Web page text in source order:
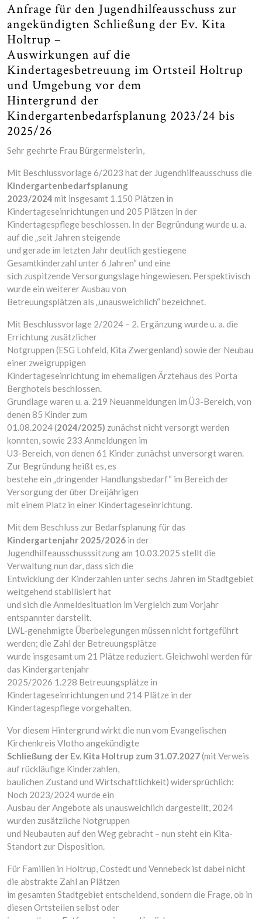
Anfrage für den Jugendhilfeausschuss zur
angekündigten Schließung der Ev. Kita
Holtrup –
Auswirkungen auf die
Kindertagesbetreuung im Ortsteil Holtrup
und Umgebung vor dem
Hintergrund der
Kindergartenbedarfsplanung 2023/24 bis
2025/26
Sehr geehrte Frau Bürgermeisterin,
Mit Beschlussvorlage 6/2023 hat der Jugendhilfeausschuss die
Kindergartenbedarfsplanung
2023/2024 mit insgesamt 1.150 Plätzen in
Kindertageseinrichtungen und 205 Plätzen in der
Kindertagespflege beschlossen. In der Begründung wurde u. a.
auf die „seit Jahren steigende
und gerade im letzten Jahr deutlich gestiegene
Gesamtkinderzahl unter 6 Jahren“ und eine
sich zuspitzende Versorgungslage hingewiesen. Perspektivisch
wurde ein weiterer Ausbau von
Betreuungsplätzen als „unausweichlich“ bezeichnet.
Mit Beschlussvorlage 2/2024 – 2. Ergänzung wurde u. a. die
Errichtung zusätzlicher
Notgruppen (ESG Lohfeld, Kita Zwergenland) sowie der Neubau
einer zweigruppigen
Kindertageseinrichtung im ehemaligen Ärztehaus des Porta
Berghotels beschlossen.
Grundlage waren u. a. 219 Neuanmeldungen im Ü3-Bereich, von
denen 85 Kinder zum
01.08.2024 (2024/2025) zunächst nicht versorgt werden
konnten, sowie 233 Anmeldungen im
U3-Bereich, von denen 61 Kinder zunächst unversorgt waren.
Zur Begründung heißt es, es
bestehe ein „dringender Handlungsbedarf“ im Bereich der
Versorgung der über Dreijährigen
mit einem Platz in einer Kindertageseinrichtung.
Mit dem Beschluss zur Bedarfsplanung für das
Kindergartenjahr 2025/2026 in der
Jugendhilfeausschusssitzung am 10.03.2025 stellt die
Verwaltung nun dar, dass sich die
Entwicklung der Kinderzahlen unter sechs Jahren im Stadtgebiet
weitgehend stabilisiert hat
und sich die Anmeldesituation im Vergleich zum Vorjahr
entspannter darstellt.
LWL-genehmigte Überbelegungen müssen nicht fortgeführt
werden; die Zahl der Betreuungsplätze
wurde insgesamt um 21 Plätze reduziert. Gleichwohl werden für
das Kindergartenjahr
2025/2026 1.228 Betreuungsplätze in
Kindertageseinrichtungen und 214 Plätze in der
Kindertagespflege vorgehalten.
Vor diesem Hintergrund wirkt die nun vom Evangelischen
Kirchenkreis Vlotho angekündigte
Schließung der Ev. Kita Holtrup zum 31.07.2027(mit Verweis
auf rückläufige Kinderzahlen,
baulichen Zustand und Wirtschaftlichkeit) widersprüchlich:
Noch 2023/2024 wurde ein
Ausbau der Angebote als unausweichlich dargestellt, 2024
wurden zusätzliche Notgruppen
und Neubauten auf den Weg gebracht – nun steht ein Kita-
Standort zur Disposition.
Für Familien in Holtrup, Costedt und Vennebeck ist dabei nicht
die abstrakte Zahl an Plätzen
im gesamten Stadtgebiet entscheidend, sondern die Frage, ob in
diesen Ortsteilen selbst oder